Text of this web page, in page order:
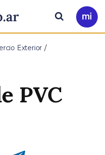
Ir
a
Buscar
Exterior
PVC
Compartir en Telegram